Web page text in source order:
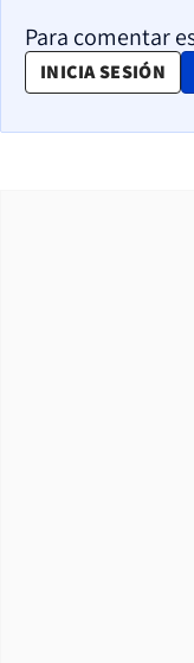
Para comentar
INICIA SESIÓN